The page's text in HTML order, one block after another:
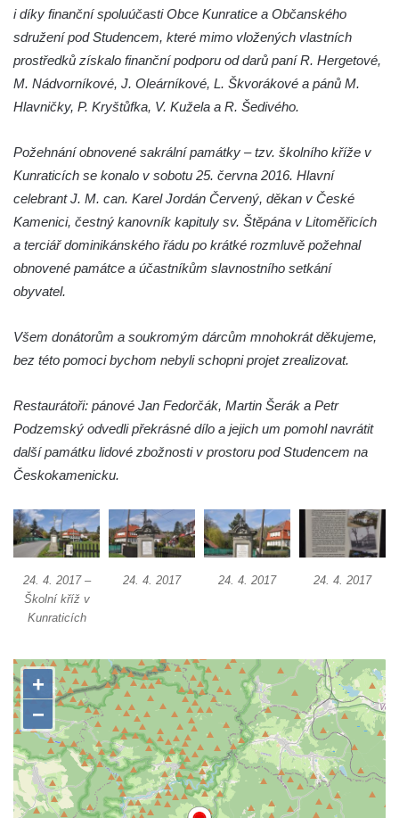
Kříž na rozcestí u domu čp. 49 ve Svojkově
Centrální kříž bývalého hřbitova v Horním
Kříž jižně od Prysku
Neugebauerův kříž východně od Sloupu v
Čechách
Kříž u kostela Zvěstování Panny Marie v
Duchcově
Údajný kříž před kostelem svatých Petra a
Pavla v Jeníkově
Kříž na křižovatce v Teplické ulici v Lahošti
Kříž U Pěti lip na pastvině severovýchodně
Kříž na rozcestí u domu čp. 123 v
Mikulášovicích
Wäberův kříž v zahradě domu čp. 184 v
Kříž na louce v horních Mikulášovicích
Posteltův kříž naproti domu ev.č. 29 v
Kříž Neubaukreuz u domu čp. 698 v
Mikulášovicích
objektu v Mikulášovicích
Kříž u silnice východně od Mikulášovic
Meyerův kříž východně od Mikulášovic
Kříž u rozcestí k větrnému mlýnu Světlík v
Horním Podluží
Kříž u domu čp. 1016 v Mikulášovicích
i díky finanční spoluúčasti Obce Kunratice a Občanského
sdružení pod Studencem, které mimo vložených vlastních
prostředků získalo finanční podporu od darů paní R. Hergetové,
M. Nádvorníkové, J. Oleárníkové, L. Škvorákové a pánů M.
Hlavničky, P. Kryštůfka, V. Kužela a R. Šedivého.
Požehnání obnovené sakrální památky – tzv. školního kříže v
Kunraticích se konalo v sobotu 25. června 2016. Hlavní
celebrant J. M. can. Karel Jordán Červený, děkan v České
Kamenici, čestný kanovník kapituly sv. Štěpána v Litoměřicích
a terciář dominikánského řádu po krátké rozmluvě požehnal
obnovené památce a účastníkům slavnostního setkání
obyvatel.
Všem donátorům a soukromým dárcům mnohokrát děkujeme,
bez této pomoci bychom nebyli schopni projet zrealizovat.
Restaurátoři: pánové Jan Fedorčák, Martin Šerák a Petr
Podzemský odvedli překrásné dílo a jejich um pomohl navrátit
další památku lidové zbožnosti v prostoru pod Studencem na
Českokamenicku.
24. 4. 2017 –
Školní kříž v
Kunraticích
24. 4. 2017 24. 4. 2017 24. 4. 2017